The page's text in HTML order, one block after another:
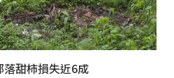
甜柿損失近6成